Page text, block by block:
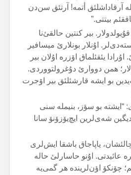
آرقاداشلئق أتمە! آرتئق سن‌دن
بیتتی.”
بیر کنتین حالقئ‌نا
اۇنلار بونلارئ میسافیر
اۇرادا یئقئلماق اۆزرە اۇلان بیر
همن دووارئ دۇغرولتووردی.
بو ایشە قارشئلئق بیر اۆجرت
“ایشتە بو سؤز، بنیملە سنی
شەی‌لرین ایچ‌یۆزۆنۆ سانا
یاپاجاق باشقا ایش‌لری
عائیدتی. اۇنو حاسارلئ حالە
چۆنکۆ اؤن‌لریندە هر گمی‌یە